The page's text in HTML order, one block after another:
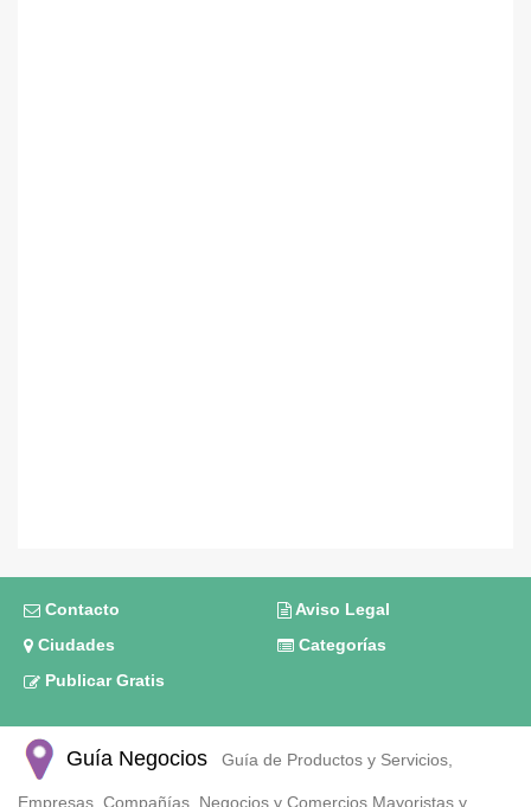
Contacto
Aviso Legal
Ciudades
Categorías
Publicar Gratis
Guía Negocios Guía de Productos y Servicios,
Empresas, Compañías, Negocios y Comercios Mayoristas y